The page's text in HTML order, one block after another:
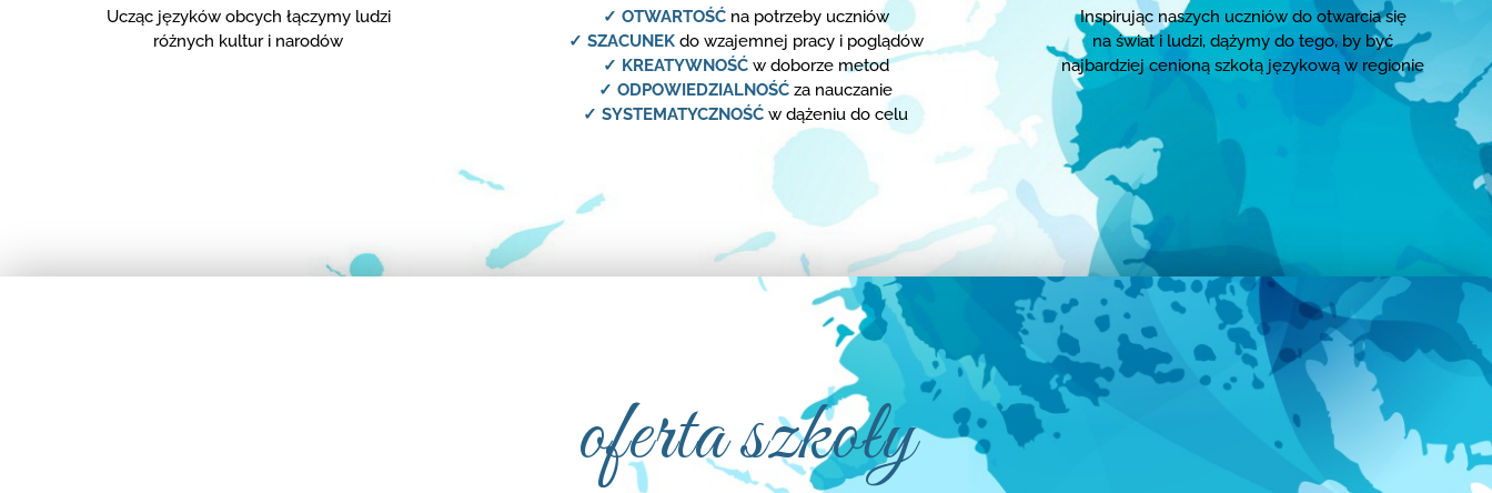
Ucząc języków obcych łączymy ludzi
różnych kultur i narodów
✓ OTWARTOŚĆna potrzeby uczniów
✓ SZACUNEKdo wzajemnej pracy i poglądów
✓ KREATYWNOŚĆw doborze metod
✓ ODPOWIEDZIALNOŚĆ za nauczanie
✓ SYSTEMATYCZNOŚĆ w dążeniu do celu
Inspirując naszych uczniów do otwarcia się
na świat i ludzi, dążymy do tego, by być
najbardziej cenioną szkołą językową w regionie
oferta szkoły